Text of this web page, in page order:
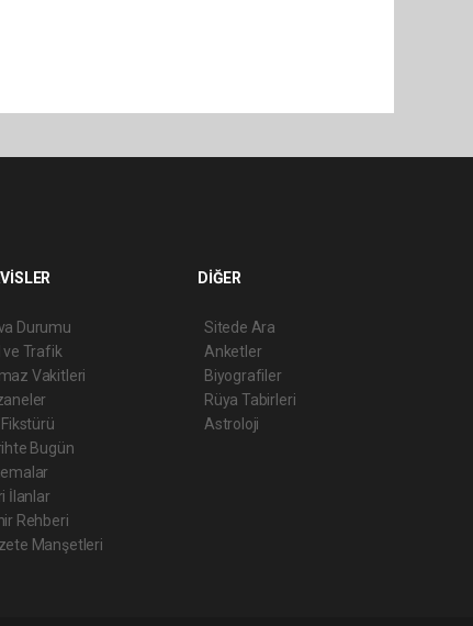
Durumu
ve Trafik
Vakitleri
Fikstürü
Bugün
İlanlar
Rehberi
Manşetleri
DİĞER
Sitede Ara
Anketler
Biyografiler
Rüya Tabirleri
Astroloji